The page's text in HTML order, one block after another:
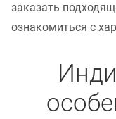
заказать
ознакомиться с